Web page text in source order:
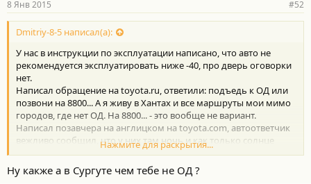
8 Янв 2015 #52
Dmitriy-8-5 написал(а):
У нас в инструкции по эксплуатации написано, что авто не
рекомендуется эксплуатировать ниже -40, про дверь оговорки
нет.
Написал обращение на toyota.ru, ответили: подъедь к ОД или
позвони на 8800... А я живу в Хантах и все маршруты мои мимо
городов, где нет ОД. На 8800... - это вообще не вариант.
Написал позавчера на англицком на toyota.com, автоответчик
вежливо сообщил, что у них там ночь и как только солнце
встанет, мне ответят... похоже у бедолаг там полярная ночь
Нажмите для раскрытия...
Ну какже а в Сургуте чем тебе не ОД ?